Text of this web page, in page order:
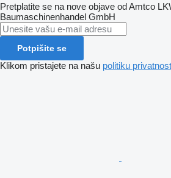
Pretplatite se na nove objave od Amtco
Baumaschinenhandel GmbH
Potpišite se
Klikom pristajete na našu politiku